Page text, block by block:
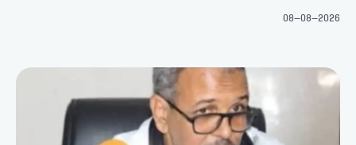
08-08-2026